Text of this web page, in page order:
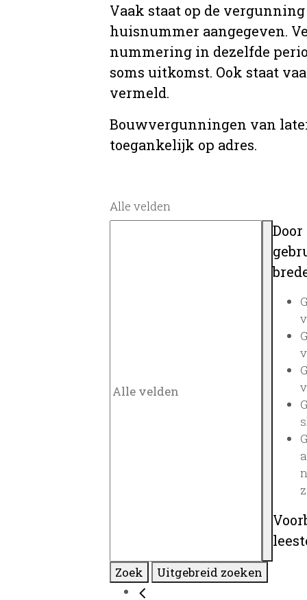
Vaak staat op de
huisnummer aangegeven.
nummering in dezelfde
soms uitkomst. Ook staat
vermeld.
Bouwvergunningen van
toegankelijk op adres.
Alle velden
Zoek Uitgebreid zoeken